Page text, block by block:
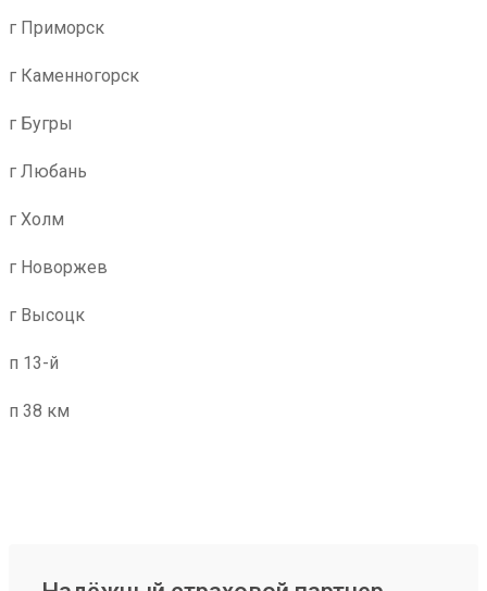
г Приморск
г Каменногорск
г Бугры
г Любань
г Холм
г Новоржев
г Высоцк
п 13-й
п 38 км